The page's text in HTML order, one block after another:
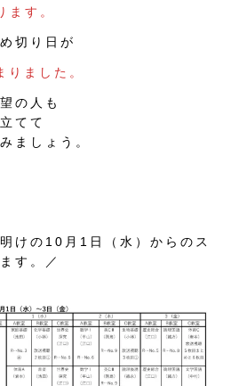
ます。
切り日が
ました。
の人も
てて
ましょう。
けの10月1日（水）からのス
す。／